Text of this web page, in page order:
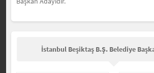
İstanbul Beşiktaş B.Ş. Belediye